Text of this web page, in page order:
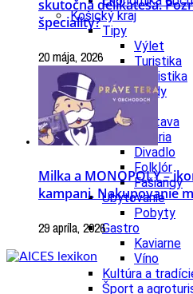
Košický kraj
Tipy
Výlet
Turistika
Cyklistika
Hrady
Podujatia
Výstava
Galéria
Divadlo
Folklór
Fašiangy
Ubytovanie
Pobyty
Gastro
Kaviarne
Víno
Kultúra a
Šport a
skutočná delikatesa.
špeciality?
20 mája, 2026
Milka a MONOPOLY –
kampani. Nakupovanie
29 apríla, 2026